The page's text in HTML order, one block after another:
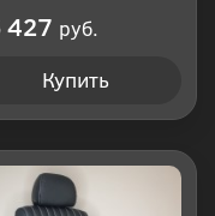
427 руб.
Купить